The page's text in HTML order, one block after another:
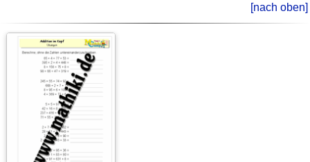
[nach oben]